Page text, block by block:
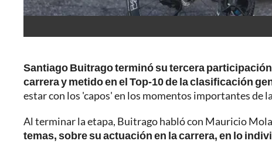
Santiago Buitrago terminó su tercera
carrera y metido en el Top-10 de la clasificación
estar con los 'capos' en los momentos importantes de
Al terminar la etapa, Buitrago habló con Mauricio
temas, sobre su actuación en la carrera, en lo